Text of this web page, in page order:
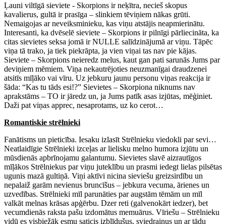
Ļauni viltīgā sieviete - Skorpions ir neķītra, necieš skopus
kavalierus, gultā ir prasīga – slinkiem tēviņiem nākas grūti.
Nemaigojas ar neveiksminieku, kas viņu atstājis neapmierinātu.
Interesanti, ka dvēselē sieviete – Skorpions ir pilnīgi pārliecināta, ka
citas sievietes seksa jomā ir NULLE salīdzinājumā ar viņu. Tāpēc
viņa tā trako, ja tiek piekrāpta, ja vien viņai tas nav pie kājas.
Sieviete – Skorpions neieredz melus, kaut gan pati sarunās Jums par
deviņiem mēmiem. Viņa nekautrējoties neuzmanīgai draudzenei
atsitīs mīļāko vai vīru. Uz jebkuru jaunu personu viņas reakcija ir
šāda: “Kas tu tāds esi!?” Sievietes – Skorpiona niknums nav
aprakstāms – TO ir jāredz un, ja Jums patīk asas izjūtas, mēģiniet.
Daži pat viņas apprec, nesaprotams, uz ko cerot…
Romantiskie strēlnieki
Fanātisms un pieticība. Iesaku izlasīt Strēlnieku viedokli par sevi…
Neatlaidīgie Strēlnieki izceļas ar lielisku melno humora izjūtu un
mūsdienās apbrīnojamu galantumu. Sievietes slavē aizrautīgos
mīļākos Strēlniekus par viņu juteklību un prasmi iedegt lielas pilsētas
ugunis mazā gultiņā. Viņi aktīvi nicina sieviešu greizsirdību un
nepalaiž garām nevienus bruncīšus – jebkura vecuma, ārienes un
uzvedības. Strēlnieki mīl parunāties par augstām tēmām un mīl
valkāt melnas krāsas apģērbu. Dzer reti (galvenokārt iedzer), bet
vecumdienās raksta pašu izdomātus memuārus. Vīriešu – Strēlnieku
vidū es visbiežāk esmu saticis izblīdušus, sviedrainus un ar tādu